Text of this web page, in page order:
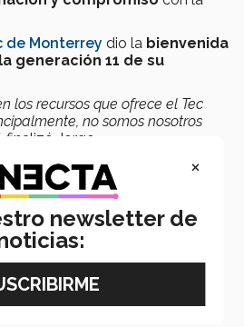
de Monterrey dio la bienvenida
generación 11 de su
los recursos que ofrece el Tec
no somos nosotros
, finalizó Jorge.
×
newsletter de